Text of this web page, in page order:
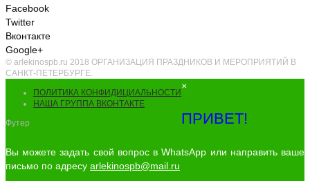
Facebook
Twitter
Вконтакте
Google+
© arlekinospb.ru 2018 ОРГАНИЗАЦИЯ ПРАЗДНИКОВ И МЕРОПРИЯТИЙ В
САНКТ-ПЕТЕРБУРГЕ.
ПОЛИТИКА КОНФИДИЦИАЛЬНОСТИ
НАША ГРУППА ВКОНТАКТЕ
Футер
×
ПРИВЕТ!
Вы можете задать свой вопрос в WhatsApp или направить ваше
письмо по адресу arlekinospb@mail.ru